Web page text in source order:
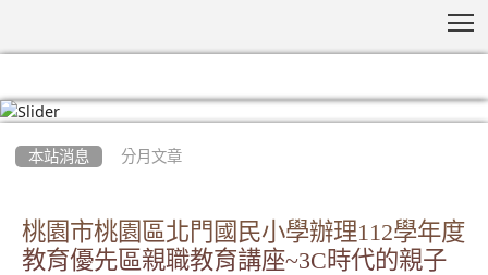
本站消息 分月文章
桃園市桃園區北門國民小學辦理112學年度
教育優先區親職教育講座~3C時代的親子